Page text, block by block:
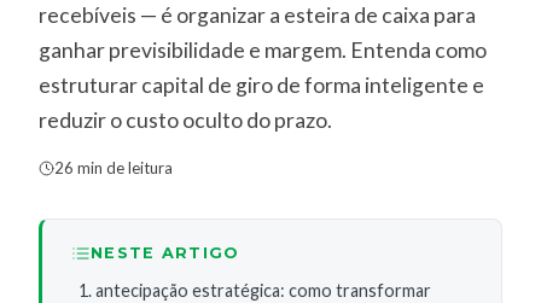
recebíveis — é organizar a esteira de caixa para
ganhar previsibilidade e margem. Entenda como
estruturar capital de giro de forma inteligente e
reduzir o custo oculto do prazo.
26 min de leitura
NESTE ARTIGO
antecipação estratégica: como transformar